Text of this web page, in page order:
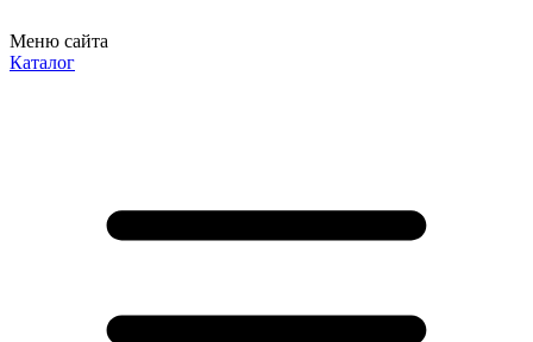
Меню сайта
Каталог